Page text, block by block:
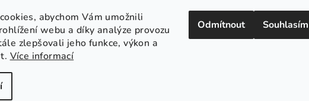
abychom Vám umožnili
webu a díky analýze provozu
zlepšovali jeho funkce, výkon a
Více informací
Odmítnout Souhlasím